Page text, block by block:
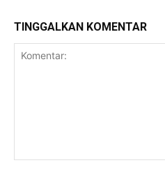
TINGGALKAN KOMENTAR